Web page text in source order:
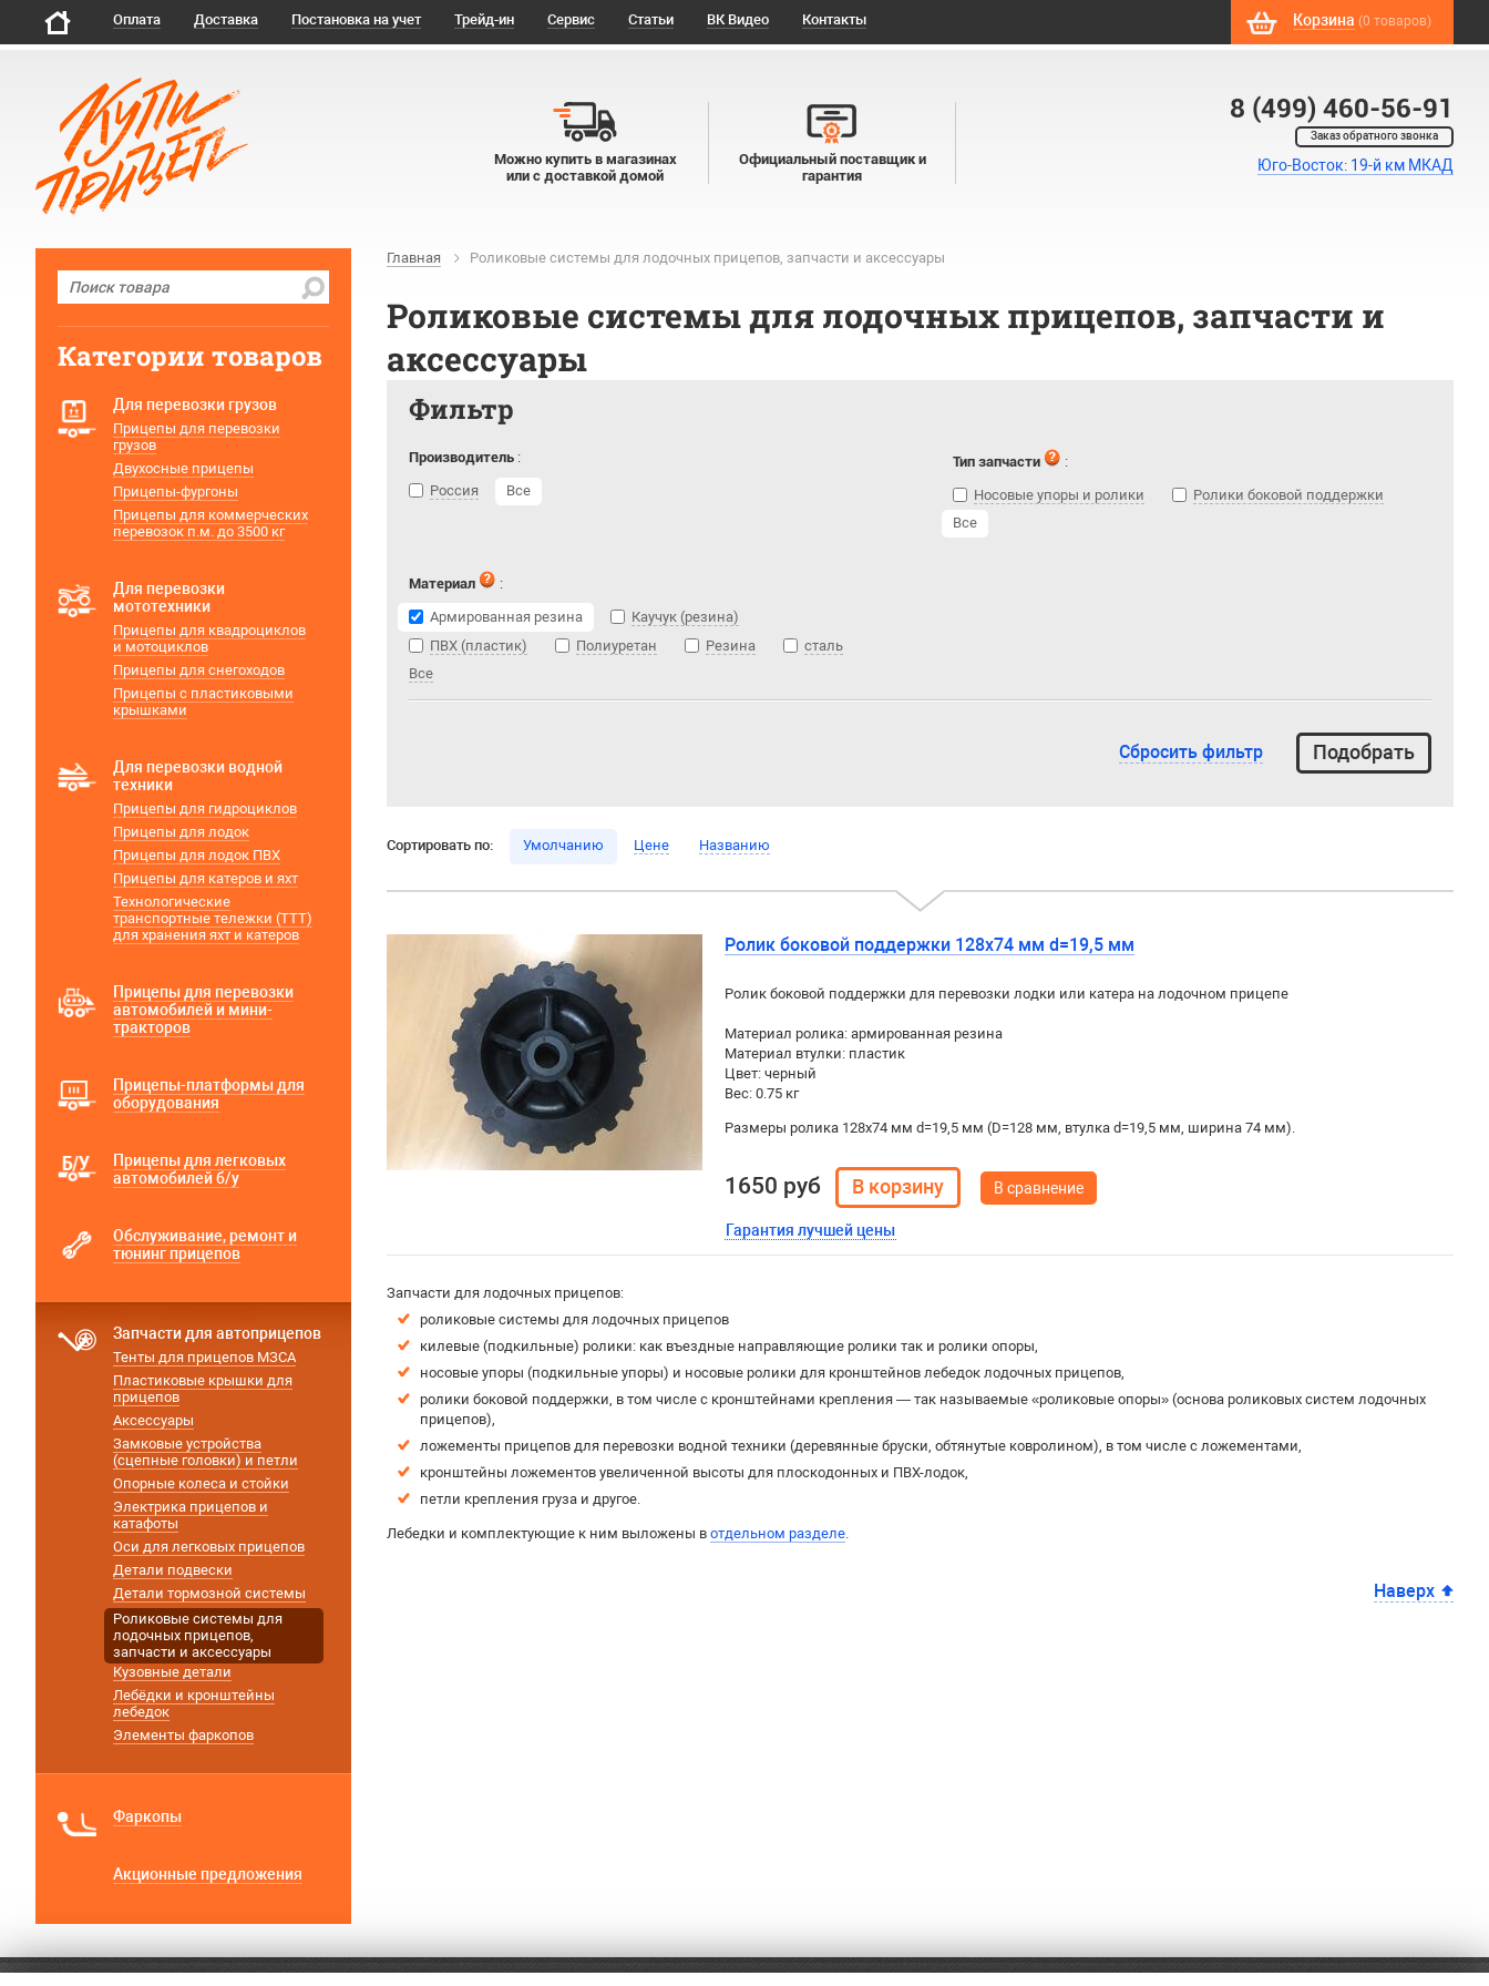
Оплата Доставка Постановка на учет Трейд-ин Сервис Статьи ВК Видео Контакты Корзина (0 товаров)
8 (499) 460-56-91
Заказ обратного звонка
Юго-Восток: 19-й км МКАД
Можно купить в магазинах
или с доставкой домой
Официальный поставщик и
гарантия
Главная Роликовые системы для лодочных прицепов, запчасти и аксессуары
Роликовые системы для лодочных прицепов, запчасти и
аксессуары
Фильтр
Производитель :
Россия
Все
Тип запчасти
:
Носовые упоры и ролики
Ролики боковой поддержки
Все
Материал
:
Армированная резина
Каучук (резина)
ПВХ (пластик)
Полиуретан Резина
сталь
Все
Сбросить фильтр
Сортировать по: Умолчанию Цене Названию
Ролик боковой поддержки 128х74 мм d=19,5 мм
Ролик боковой поддержки для перевозки лодки или катера на лодочном прицепе
Материал ролика: армированная резина
Материал втулки: пластик
Цвет: черный
Вес: 0.75 кг
Размеры ролика 128х74 мм d=19,5 мм (D=128 мм, втулка d=19,5 мм, ширина 74 мм).
1650 руб
Гарантия лучшей цены
В сравнение
Запчасти для лодочных прицепов:
роликовые системы для лодочных прицепов
килевые (подкильные) ролики: как въездные направляющие ролики так и ролики опоры,
носовые упоры (подкильные упоры) и носовые ролики для кронштейнов лебедок лодочных прицепов,
ролики боковой поддержки, в том числе с кронштейнами крепления — так называемые «роликовые опоры» (основа роликовых систем лодочных
прицепов),
ложементы прицепов для перевозки водной техники (деревянные бруски, обтянутые ковролином), в том числе с ложементами,
кронштейны ложементов увеличенной высоты для плоскодонных и ПВХ-лодок,
петли крепления груза и другое.
Лебедки и комплектующие к ним выложены в отдельном разделе.
Наверх
Категории товаров
Для перевозки грузов
Прицепы для перевозки
грузов
Двухосные прицепы
Прицепы-фургоны
Прицепы для коммерческих
перевозок п.м. до 3500 кг
Для перевозки
мототехники
Прицепы для квадроциклов
и мотоциклов
Прицепы для снегоходов
Прицепы с пластиковыми
крышками
Для перевозки водной
техники
Прицепы для гидроциклов
Прицепы для лодок
Прицепы для лодок ПВХ
Прицепы для катеров и яхт
Технологические
транспортные тележки (ТТТ)
для хранения яхт и катеров
Прицепы для перевозки
автомобилей и мини-
тракторов
Прицепы-платформы для
оборудования
Прицепы для легковых
автомобилей б/у
Обслуживание, ремонт и
тюнинг прицепов
Запчасти для автоприцепов
Тенты для прицепов МЗСА
Пластиковые крышки для
прицепов
Аксессуары
Замковые устройства
(сцепные головки) и петли
Опорные колеса и стойки
Электрика прицепов и
катафоты
Оси для легковых прицепов
Детали подвески
Детали тормозной системы
Роликовые системы для
лодочных прицепов,
запчасти и аксессуары
Кузовные детали
Лебёдки и кронштейны
лебедок
Элементы фаркопов
Фаркопы
Акционные предложения